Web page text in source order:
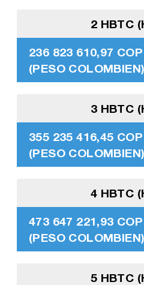
2 HBTC
236 823 610,97 COP
(PESO COLOMBIEN)
3 HBTC
355 235 416,45 COP
(PESO COLOMBIEN)
4 HBTC
473 647 221,93 COP
(PESO COLOMBIEN)
5 HBTC